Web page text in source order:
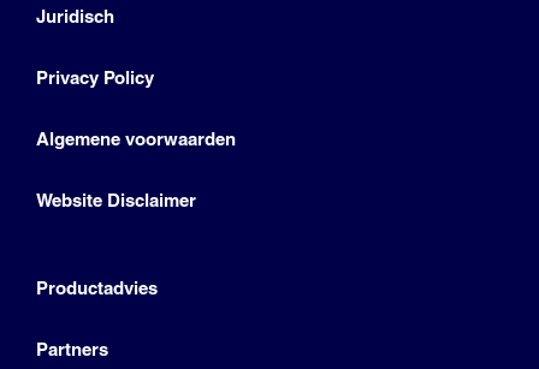
Juridisch
Privacy Policy
Algemene voorwaarden
Website Disclaimer
Productadvies
Partners